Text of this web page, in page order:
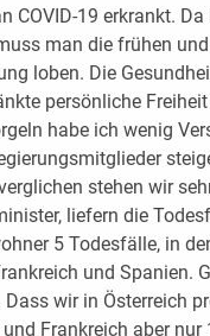
COVID-19 erkrankt.
man die frühen
loben. Die
persönliche
habe ich wenig
stehen wir
liefern die
5 Todesfälle, in
und Spanien.
Dass wir in Österreich
Frankreich aber